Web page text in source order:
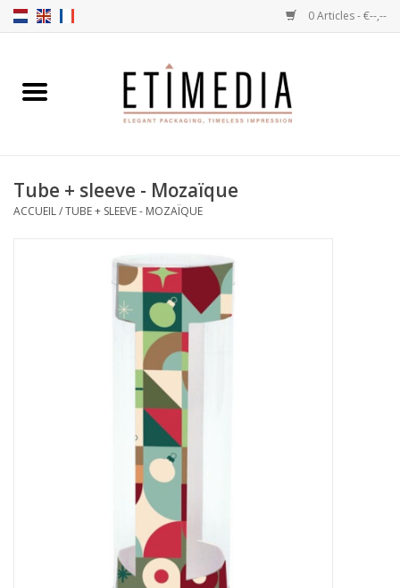
0 Articles - €--,--
Accueil
Transparantes
Rubans & Etiquettes
Tube + sleeve - Mozaïque
ACCUEIL/TUBE + SLEEVE - MOZAÏQUE